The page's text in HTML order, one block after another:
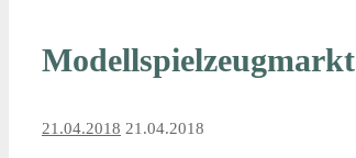
Modellspielzeugmarkt
21.04.2018 21.04.2018